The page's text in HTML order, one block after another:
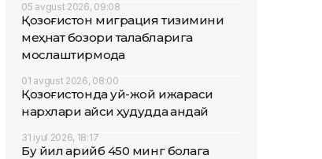
05 avgust 2026, 09:08
Қозоғистон миграция тизимини
меҳнат бозори талабларига
мослаштирмоқда
01 avgust 2026, 08:00
Қозоғистонда уй-жой ижараси
нархлари қайси ҳудудда қандай
31 iyul 2026, 18:17
Бу йил қарийб 450 минг болага